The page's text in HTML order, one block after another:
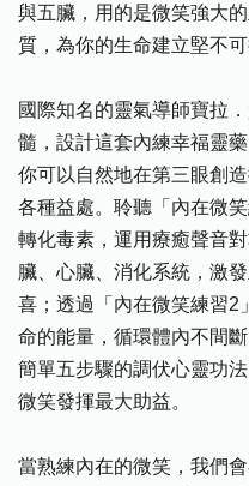
與五臟，用的是微笑強大
質，為你的生命建立堅不可
國際知名的靈氣導師寶拉
髓，設計這套內練幸福靈
你可以自然地在第三眼創
各種益處。聆聽「內在微
轉化毒素，運用療癒聲音
臟、心臟、消化系統，激
喜；透過「內在微笑練習2
命的能量，循環體內不間
簡單五步驟的調伏心靈功
微笑發揮最大助益。
當熟練內在的微笑，我們